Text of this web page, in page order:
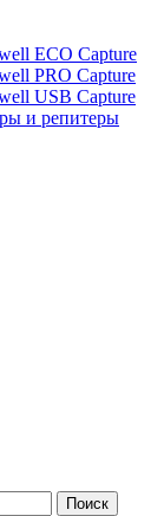
ECO Capture
PRO Capture
USB Capture
и репитеры
Поиск